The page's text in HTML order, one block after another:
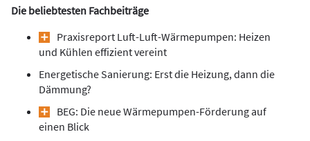
Die beliebtesten Fachbeiträge
Praxisreport Luft-Luft-Wärmepumpen: Heizen
und Kühlen effizient vereint
Energetische Sanierung: Erst die Heizung, dann die
Dämmung?
BEG: Die neue Wärmepumpen-Förderung auf
einen Blick